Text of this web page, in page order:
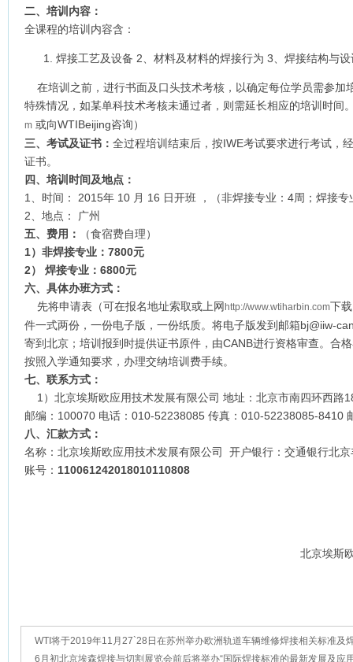
二、培训内容：
全课程的培训内容含：
焊接工艺及设备 2、材料及材料的焊接行为 3、焊接结构与
在培训之前，进行书面及口头技术考核，以确定每位学员需参加
特殊情况，如某单科技术考核未通过者，则需延长相应的培训时间
m 或向WTIBeijing咨询）
三、考试及证书： 全过程培训结束后，按IWE考试要求进行考试，
证书。
四、培训时间及地点：
1、时间： 2015年 10 月 16 日开班 ，（非焊接专业：4周；焊接
2、地点： 广州
五、费用：
（食宿费自理）
1）非焊接专业：7800元
2） 焊接专业：6800元
六、具体办班方式：
先将申请表（可在报名地址索取或上网 http://www.wtiharbin.com下
件一式两份，一份电子版，一份纸质。将电子版发到邮箱bj@iiw-
寄到北京；培训报到时提供证书原件，由CANB进行资格审查。合
按照入学通知要求，办理交纳培训费手续。
七、联系方式：
1）北京埃斯欧应用技术发展有限公司 地址：北京市南四环西路
邮编：100070 电话：010-52238085 传真：010-52238085-8410
八、汇款方式：
名称：北京埃斯欧应用技术发展有限公司 开户银行：交通银行北
账号： 110061242018010110808
北京埃斯
WTI将于2019年11月27`28日在苏州举办欧洲轨道车辆维修焊接相关标准及
国际认证新标准班，欢迎报名参
6月初北京埃森焊接与切割展览会前后将举办“国际焊接标准的最新发展及应